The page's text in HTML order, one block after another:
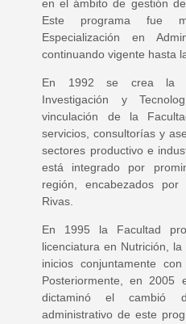
en el ámbito de gestión
Este programa fue
Especialización en
continuando vigente hasta
En 1992 se crea la
Investigación y
vinculación de la
servicios, consultorías y
sectores productivo e
está integrado por
región, encabezados
Rivas.
En 1995 la Facultad
licenciatura en Nutrición,
inicios conjuntamente
Posteriormente, en 2005
dictaminó el cambió
administrativo de este